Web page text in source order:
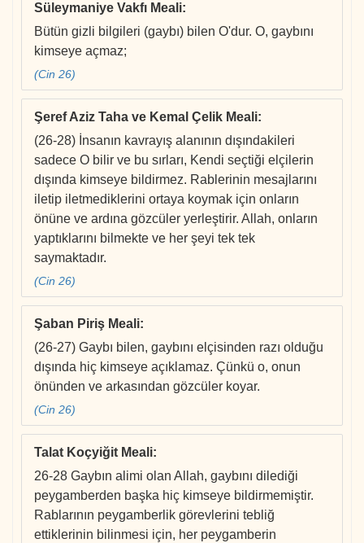
Süleymaniye Vakfı Meali:
Bütün gizli bilgileri (gaybı) bilen O'dur. O, gaybını
kimseye açmaz;
(Cin 26)
Şeref Aziz Taha ve Kemal Çelik Meali:
(26-28) İnsanın kavrayış alanının dışındakileri
sadece O bilir ve bu sırları, Kendi seçtiği elçilerin
dışında kimseye bildirmez. Rablerinin mesajlarını
iletip iletmediklerini ortaya koymak için onların
önüne ve ardına gözcüler yerleştirir. Allah, onların
yaptıklarını bilmekte ve her şeyi tek tek
saymaktadır.
(Cin 26)
Şaban Piriş Meali:
(26-27) Gaybı bilen, gaybını elçisinden razı olduğu
dışında hiç kimseye açıklamaz. Çünkü o, onun
önünden ve arkasından gözcüler koyar.
(Cin 26)
Talat Koçyiğit Meali:
26-28 Gaybın alimi olan Allah, gaybını dilediği
peygamberden başka hiç kimseye bildirmemiştir.
Rablarının peygamberlik görevlerini tebliğ
ettiklerinin bilinmesi için, her peygamberin